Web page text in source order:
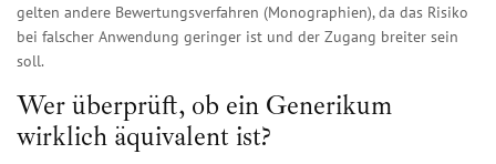
gelten andere Bewertungsverfahren (Monographien), da das Risiko
bei falscher Anwendung geringer ist und der Zugang breiter sein
soll.
Wer überprüft, ob ein Generikum
wirklich äquivalent ist?